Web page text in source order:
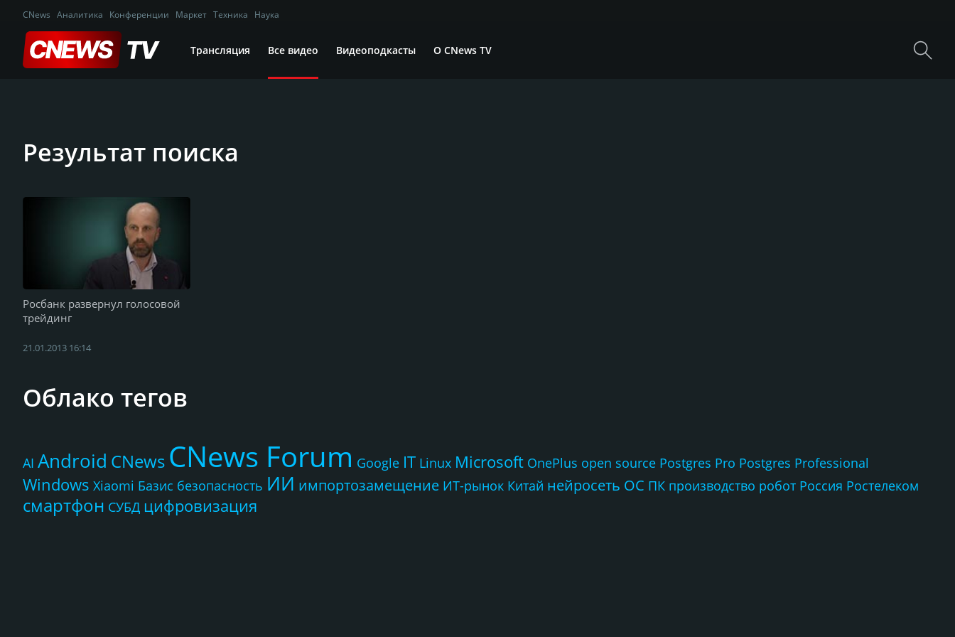
CNews Аналитика Конференции Маркет Техника Наука
Трансляция Все видео Видеоподкасты О CNews TV
Результат поиска
Росбанк развернул голосовой
трейдинг
21.01.2013 16:14
Облако тегов
AI Android CNews CNews Forum Google IT Linux Microsoft OnePlus open source Postgres Pro Postgres Professional
Windows Xiaomi Базис безопасность ИИ импортозамещение ИТ-рынок Китай нейросеть ОС ПК производство робот Россия Ростелеком
смартфон СУБД цифровизация